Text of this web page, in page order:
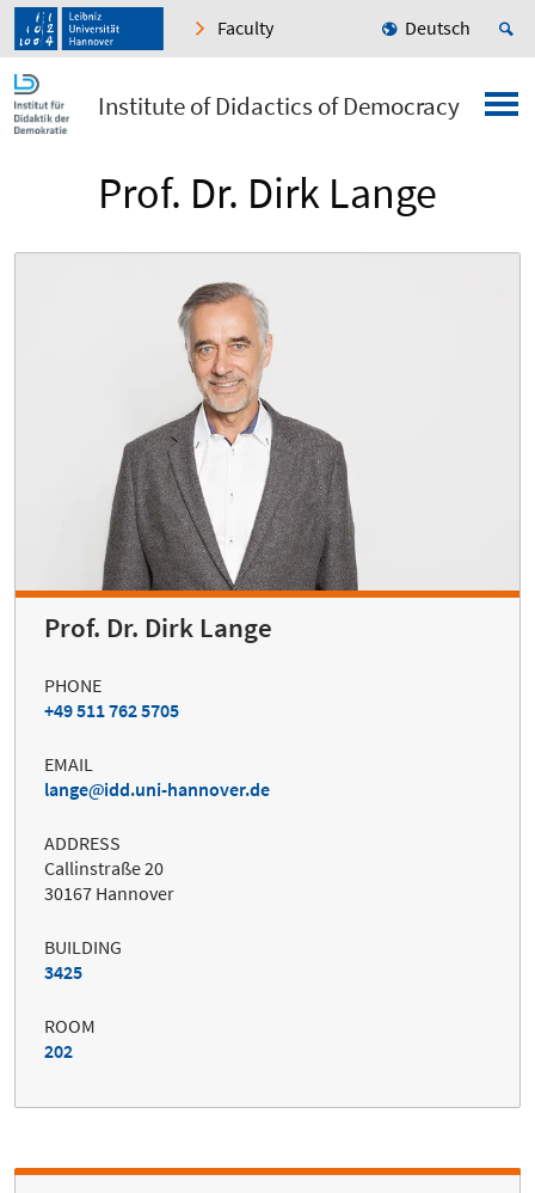
Faculty Deutsch
Institute of Didactics of Democracy
Prof. Dr. Dirk Lange
Prof. Dr. Dirk Lange
PHONE
+49 511 762 5705
EMAIL
lange
idd.uni-hannover.de
ADDRESS
Callinstraße 20
30167 Hannover
BUILDING
3425
ROOM
202